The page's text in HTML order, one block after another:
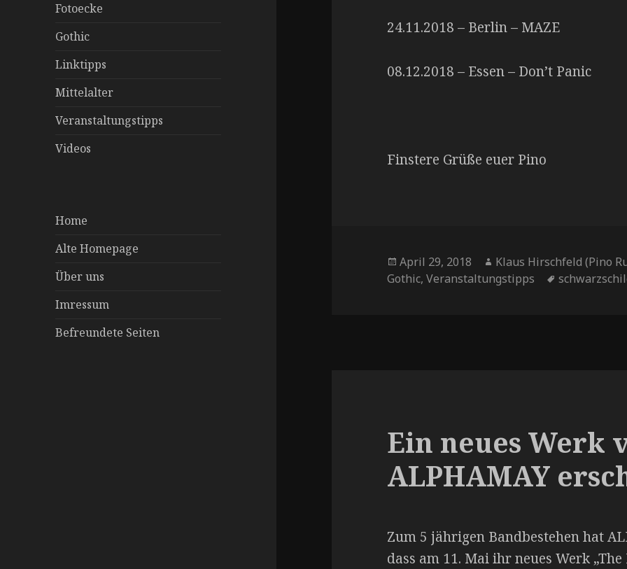
Fotoecke
Gothic
Linktipps
Mittelalter
Veranstaltungstipps
Videos
Home
Alte Homepage
Über uns
Imressum
Befreundete Seiten
24.11.2018 – Berlin – MAZE
08.12.2018 – Essen – Don’t Panic
Finstere Grüße euer Pino
Veröffentlicht
am
April 29, 2018 Autor
Klaus Hirschfeld (Pino
Gothic,Veranstaltungstipps Tags
Ein neues Werk
ALPHAMAY
Zum 5 jährigen Bandbestehen hat
dass am 11. Mai ihr neues Werk